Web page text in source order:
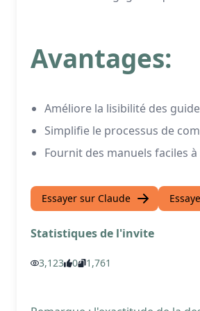
Avantages:
Améliore la lisibilité des
Simplifie le processus de
Fournit des manuels faciles
Essayer sur Claude
Statistiques de l'invite
3,123 0 1,761